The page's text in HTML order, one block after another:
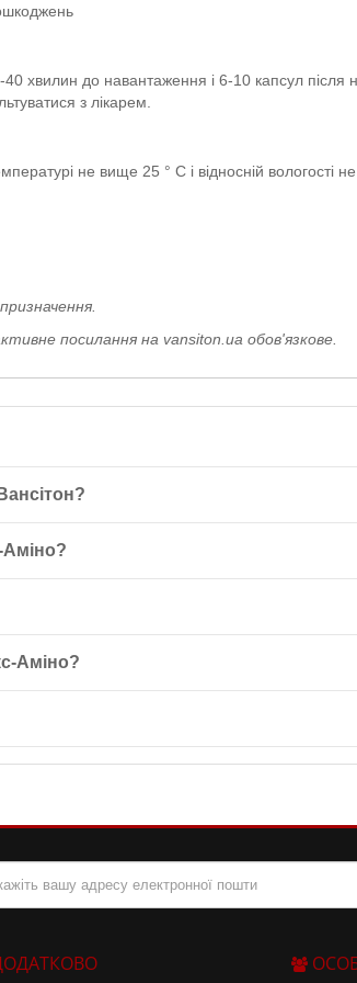
хвилин до навантаження і 6-10 капсул
з лікарем.
не вище 25 ° С і відносній вологості
посилання на vansiton.ua обов'язкове.
Аміно?